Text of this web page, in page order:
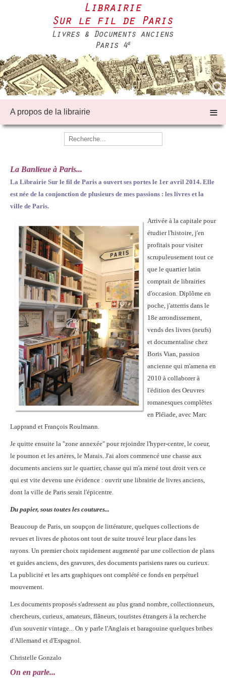
A propos de la librairie ≡
La Banlieue à Paris...
La Librairie Sur le fil de Paris a ouvert ses portes le 1er avril 2014. Elle
est née de la conjonction de plusieurs de mes passions : les livres et la
ville de Paris.
Arrivée à la capitale pour
étudier l'histoire, j'en
profitais pour visiter
scrupuleusement tout ce
que le quartier latin
comptait de librairies
d'occasion. Diplôme en
poche, j'atterris dans le
18e arrondissement,
vends des livres (neufs)
et documentalise chez
Boris Vian, passion
ancienne qui m'amena en
2010 à collaborer à
l'édition des Oeuvres
romanesques complètes
en Pléiade, avec Marc
Lapprand et François Roulmann.
Je quitte ensuite la "zone annexée" pour rejoindre l'hyper-centre, le coeur,
le poumon et les artères, le Marais. J'ai alors commencé une chasse aux
documents anciens sur le quartier, chasse qui m'a mené tout droit vers ce
qui est vite devenu une évidence : ouvrir une librairie de livres anciens,
dont la ville de Paris serait l'épicentre.
Du papier, sous toutes les coutures...
Beaucoup de Paris, un soupçon de littérature, quelques collections de
revues et livres de photos ont tout de suite trouvé leur place dans les
rayons. Un premier choix rapidement augmenté par une collection de plans
et guides anciens, des gravures, des documents parisiens rares ou curieux.
La publicité et les arts graphiques ont complété ce fonds en perpétuel
mouvement.
Les documents proposés s'adressent au plus grand nombre, collectionneurs,
chercheurs, curieux, amateurs, flâneurs, touristes étrangers à la recherche
d'un souvenir vintage... On y parle l'Anglais et baragouine quelques bribes
d'Allemand et d'Espagnol.
Christelle Gonzalo
On en parle...